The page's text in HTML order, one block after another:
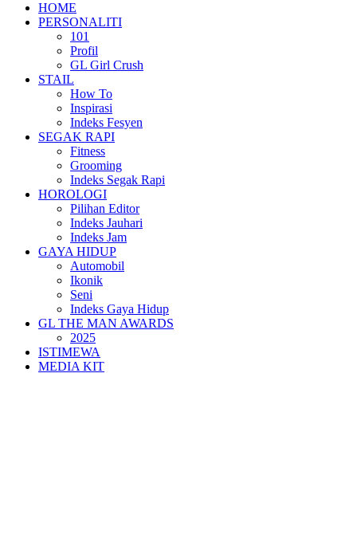
HOME
PERSONALITI
101
Profil
GL Girl Crush
STAIL
How To
Inspirasi
Indeks Fesyen
SEGAK RAPI
Fitness
Grooming
Indeks Segak Rapi
HOROLOGI
Pilihan Editor
Indeks Jauhari
Indeks Jam
GAYA HIDUP
Automobil
Ikonik
Seni
Indeks Gaya Hidup
GL THE MAN AWARDS
2025
ISTIMEWA
MEDIA KIT